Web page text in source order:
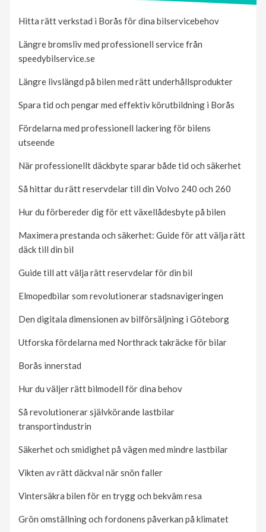
Hitta rätt verkstad i Borås för dina bilservicebehov
Längre bromsliv med professionell service från
speedybilservice.se
Längre livslängd på bilen med rätt underhållsprodukter
Spara tid och pengar med effektiv körutbildning i Borås
Fördelarna med professionell lackering för bilens
utseende
När professionellt däckbyte sparar både tid och säkerhet
Så hittar du rätt reservdelar till din Volvo 240 och 260
Hur du förbereder dig för ett växellådesbyte på bilen
Maximera prestanda och säkerhet: Guide för att välja rätt
däck till din bil
Guide till att välja rätt reservdelar för din bil
Elmopedbilar som revolutionerar stadsnavigeringen
Den digitala dimensionen av bilförsäljning i Göteborg
Utforska fördelarna med Northrack takräcke för bilar
Borås innerstad
Hur du väljer rätt bilmodell för dina behov
Så revolutionerar självkörande lastbilar
transportindustrin
Säkerhet och smidighet på vägen med mindre lastbilar
Vikten av rätt däckval när snön faller
Vintersäkra bilen för en trygg och bekväm resa
Grön omställning och fordonens påverkan på klimatet